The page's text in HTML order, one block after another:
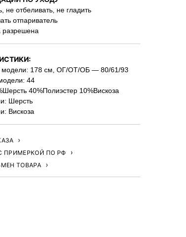
не отбеливать, не гладить
отпариватель
разрешена
модели: 178 см, ОГ/ОТ/ОБ — 80/61/93
44
40%Полиэстер 10%Вискоза
Шерсть
Вискоза
ПРИМЕРКОЙ ПО РФ
ТОВАРА